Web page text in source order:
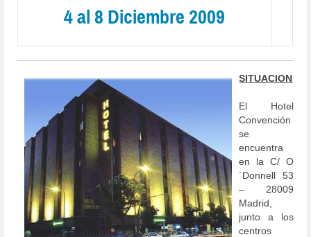
4 al 8 Diciembre 2009
SITUACION
El Hotel
Convención
se
encuentra
en la C/ O
´Donnell 53
– 28009
Madrid,
junto a los
centros